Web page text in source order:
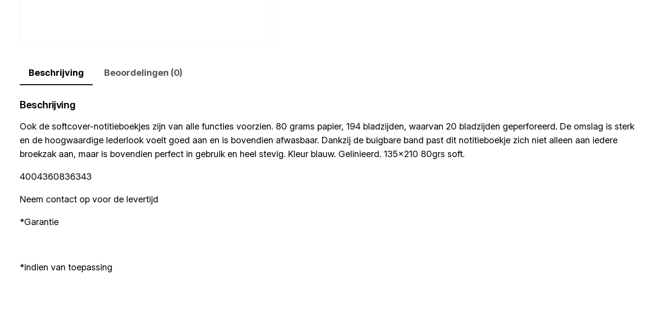
Beschrijving Beoordelingen (0)
Beschrijving
Ook de softcover-notitieboekjes zijn van alle functies voorzien. 80 grams papier, 194 bladzijden, waarvan 20 bladzijden geperforeerd. De omslag is sterk
en de hoogwaardige lederlook voelt goed aan en is bovendien afwasbaar. Dankzij de buigbare band past dit notitieboekje zich niet alleen aan iedere
broekzak aan, maar is bovendien perfect in gebruik en heel stevig. Kleur blauw. Gelinieerd. 135×210 80grs soft.
4004360836343
Neem contact op voor de levertijd
*Garantie
*indien van toepassing